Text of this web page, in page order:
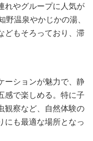
れやグループに人気が
温泉やかじかの湯、
どもそろっており、滞
ーションが魅力で、静
感で楽しめる。特に子
観察など、自然体験の
にも最適な場所となっ